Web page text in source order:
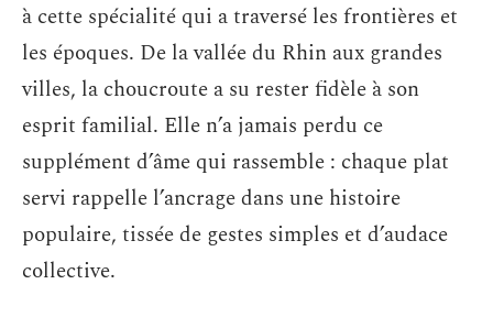
à cette spécialité qui a traversé les frontières et
les époques. De la vallée du Rhin aux grandes
villes, la choucroute a su rester fidèle à son
esprit familial. Elle n’a jamais perdu ce
supplément d’âme qui rassemble : chaque plat
servi rappelle l’ancrage dans une histoire
populaire, tissée de gestes simples et d’audace
collective.